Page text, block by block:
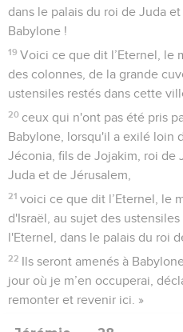
dans le palais du roi de Juda
Babylone !
19 Voici ce que dit l’Eternel, le
des colonnes, de la grande
ustensiles restés dans cette
20 ceux qui n'ont pas été pris
Babylone, lorsqu'il a exilé loin
Jéconia, fils de Jojakim, roi de
Juda et de Jérusalem,
21 voici ce que dit l’Eternel, le
d'Israël, au sujet des
l'Eternel, dans le palais du roi
22 Ils seront amenés à
jour où je m’en occuperai,
remonter et revenir ici. »